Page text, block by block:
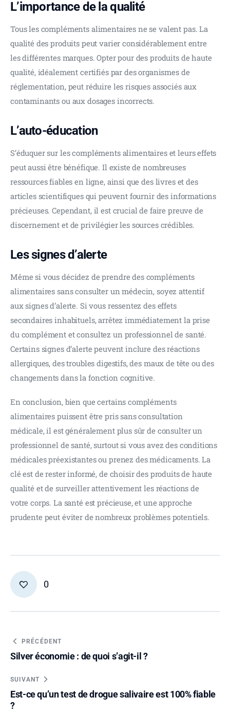
L’importance de la qualité
Tous les compléments alimentaires ne se valent pas. La
qualité des produits peut varier considérablement entre
les différentes marques. Opter pour des produits de haute
qualité, idéalement certifiés par des organismes de
réglementation, peut réduire les risques associés aux
contaminants ou aux dosages incorrects.
L’auto-éducation
S’éduquer sur les compléments alimentaires et leurs effets
peut aussi être bénéfique. Il existe de nombreuses
ressources fiables en ligne, ainsi que des livres et des
articles scientifiques qui peuvent fournir des informations
précieuses. Cependant, il est crucial de faire preuve de
discernement et de privilégier les sources crédibles.
Les signes d’alerte
Même si vous décidez de prendre des compléments
alimentaires sans consulter un médecin, soyez attentif
aux signes d’alerte. Si vous ressentez des effets
secondaires inhabituels, arrêtez immédiatement la prise
du complément et consultez un professionnel de santé.
Certains signes d’alerte peuvent inclure des réactions
allergiques, des troubles digestifs, des maux de tête ou des
changements dans la fonction cognitive.
En conclusion, bien que certains compléments
alimentaires puissent être pris sans consultation
médicale, il est généralement plus sûr de consulter un
professionnel de santé, surtout si vous avez des conditions
médicales préexistantes ou prenez des médicaments. La
clé est de rester informé, de choisir des produits de haute
qualité et de surveiller attentivement les réactions de
votre corps. La santé est précieuse, et une approche
prudente peut éviter de nombreux problèmes potentiels.
0
PRÉCÉDENT
Silver économie : de quoi s’agit-il ?
SUIVANT
Est-ce qu’un test de drogue salivaire est 100% fiable
?